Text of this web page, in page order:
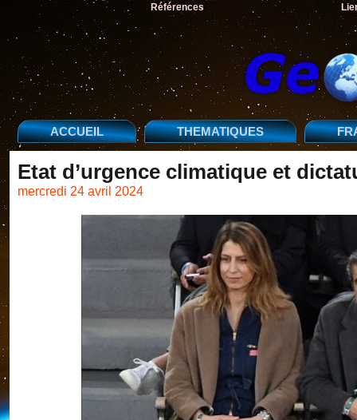
Références
ACCUEIL THEMATIQUES
Etat d’urgence climatique et
mercredi 24 avril 2024